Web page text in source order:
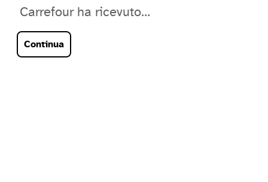
Carrefour ha ricevuto
un’imposizione da parte del
tribunale giudiziario di Caen il…
Continua